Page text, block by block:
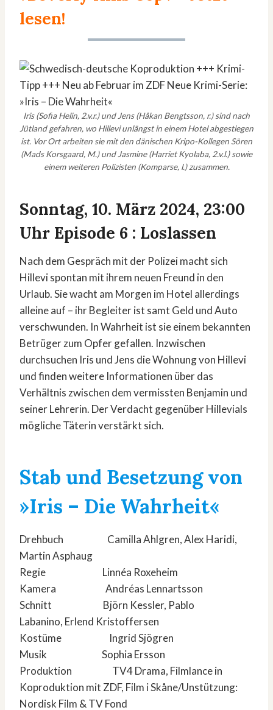
lesen!
Iris (Sofia Helin, 2.v.r.) und Jens (Håkan Bengtsson, r.) sind nach
Jütland gefahren, wo Hillevi unlängst in einem Hotel abgestiegen
ist. Vor Ort arbeiten sie mit den dänischen Kripo-Kollegen Sören
(Mads Korsgaard, M.) und Jasmine (Harriet Kyolaba, 2.v.l.) sowie
einem weiteren Polizisten (Komparse, l.) zusammen.
Sonntag, 10. März 2024, 23:00
Uhr Episode 6 : Loslassen
Nach dem Gespräch mit der Polizei macht sich
Hillevi spontan mit ihrem neuen Freund in den
Urlaub. Sie wacht am Morgen im Hotel allerdings
alleine auf – ihr Begleiter ist samt Geld und Auto
verschwunden. In Wahrheit ist sie einem bekannten
Betrüger zum Opfer gefallen. Inzwischen
durchsuchen Iris und Jens die Wohnung von Hillevi
und finden weitere Informationen über das
Verhältnis zwischen dem vermissten Benjamin und
seiner Lehrerin. Der Verdacht gegenüber Hillevials
mögliche Täterin verstärkt sich.
Stab und Besetzung von
»Iris – Die Wahrheit«
Drehbuch Camilla Ahlgren, Alex Haridi,
Martin Asphaug
Regie Linnéa Roxeheim
Kamera Andréas Lennartsson
Schnitt Björn Kessler, Pablo
Labanino, Erlend Kristoffersen
Kostüme Ingrid Sjögren
Musik Sophia Ersson
Produktion TV4 Drama, Filmlance in
Koproduktion mit ZDF, Film i Skåne/Unstützung:
Nordisk Film & TV Fond